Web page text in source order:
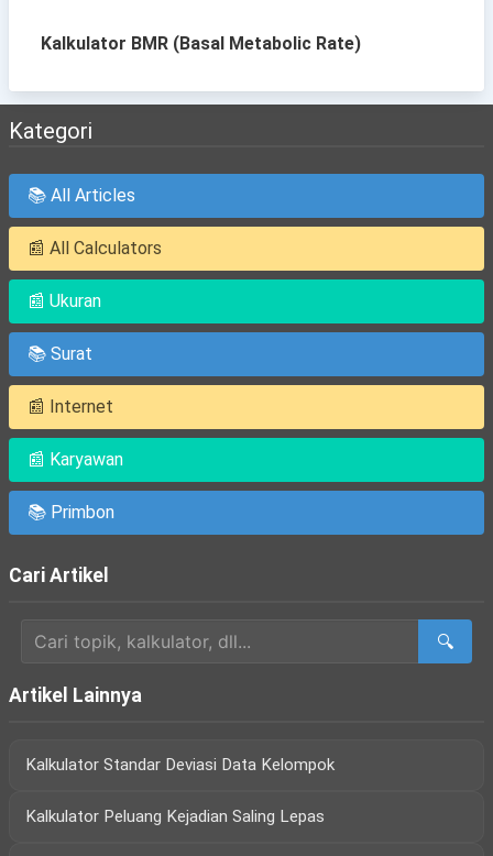
Kalkulator BMR (Basal Metabolic Rate)
Kategori
📚 All Articles
📰 All Calculators
📰 Ukuran
📚 Surat
📰 Internet
📰 Karyawan
📚 Primbon
Cari Artikel
🔍
Artikel Lainnya
Kalkulator Standar Deviasi Data Kelompok
Kalkulator Peluang Kejadian Saling Lepas